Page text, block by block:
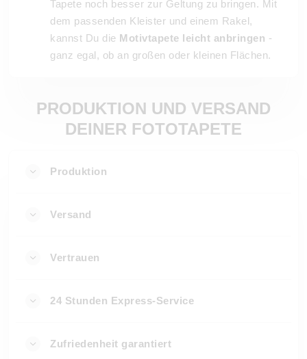
Tapete noch besser zur Geltung zu bringen. Mit
dem passenden Kleister und einem Rakel,
kannst Du die Motivtapete leicht anbringen -
ganz egal, ob an großen oder kleinen Flächen.
PRODUKTION UND VERSAND
DEINER FOTOTAPETE
Produktion
Versand
Vertrauen
24 Stunden Express-Service
Zufriedenheit garantiert